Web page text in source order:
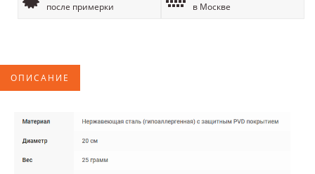
после примерки
в Москве
ОПИСАНИЕ